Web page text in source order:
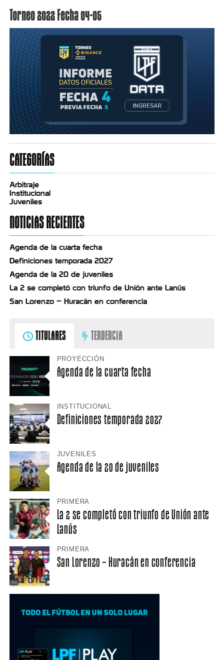
Torneo 2022 Fecha 04-05
CATEGORÍAS
Arbitraje
Institucional
Juveniles
NOTICIAS RECIENTES
Agenda de la cuarta fecha
Definiciones temporada 2027
Agenda de la 20 de juveniles
La 2 se completó con triunfo de Unión ante Lanús
San Lorenzo – Huracán en conferencia
TITULARES TENDENCIA
PROYECCIÓN
Agenda de la cuarta fecha
INSTITUCIONAL
Definiciones temporada 2027
JUVENILES
Agenda de la 20 de juveniles
PRIMERA
La 2 se completó con triunfo de Unión ante
Lanús
PRIMERA
San Lorenzo – Huracán en conferencia